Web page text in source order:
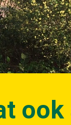
ook